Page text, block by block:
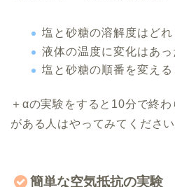
塩と砂糖の溶解度はど
液体の温度に変化はあっ
塩と砂糖の順番を変え
＋αの実験をすると10分で終
がある人はやってみてください
簡単な空気抵抗の実験